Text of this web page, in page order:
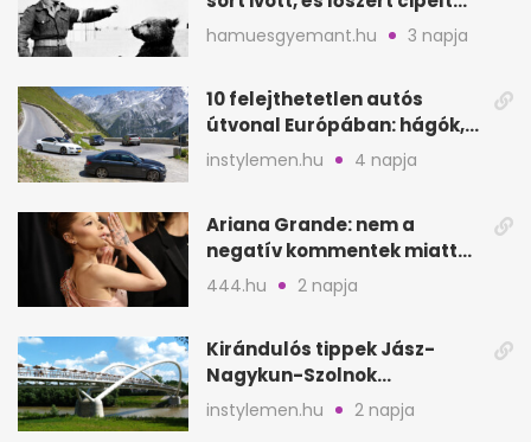
Monte Cassinónál
hamuesgyemant.hu 3 napja
10 felejthetetlen autós
útvonal Európában: hágók,
partok, fjordok
instylemen.hu 4 napja
Ariana Grande: nem a
negatív kommentek miatt
vonul vissza
444.hu 2 napja
Kirándulós tippek Jász-
Nagykun-Szolnok
megyében: 6 kihagyhatatlan
hely
instylemen.hu 2 napja